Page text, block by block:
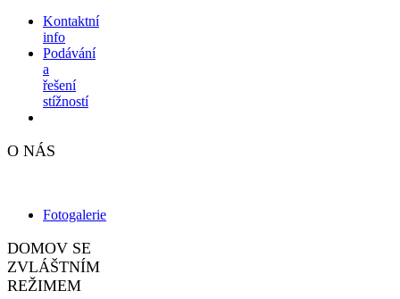
Kontaktní
info
Podávání
a
řešení
stížností
O NÁS
Fotogalerie
DOMOV SE
ZVLÁŠTNÍM
REŽIMEM